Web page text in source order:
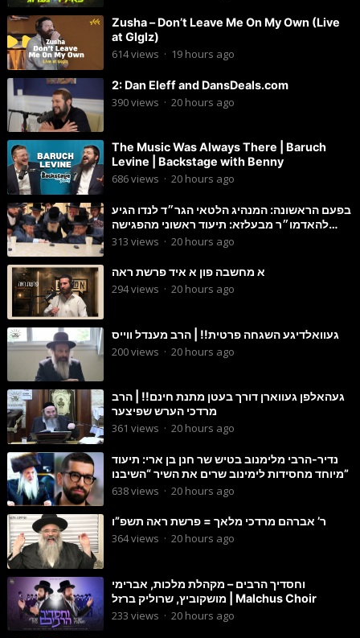
Zusha – Don’t Leave Me On My Own (Live
at Glglz)
614views · 19 hours ago
2: Dan Eleff and DansDeals.com
390views · 20 hours ago
The Music Was Always There | Baruch
Levine | Backstage with Benny
686views · 20 hours ago
בפעם הראשונה: המנהיג הלטאי הגר״ד לנדו הגיע
להאדמו״ר מבעלזא: תיעוד ראשוני מהפגישה
הנדירה
313 views · 20 hours ago
א מחשבה פון א איד פרשת ראה
294views · 20 hours ago
געוואלדיגע השגחה פרטית!! | הרב מענדל ווייס
200views · 20 hours ago
געהאלפן געווארן דורך בעטן מתנת חינם!! | הרב
מרדכי הערש שפיצער
361 views · 20 hours ago
נדיר-הרבי מלימנוב בטיש שר חנן בן ארי: תיעוד
מיוחד מחסידות לימינוב שרים את השיר “השיבנו”
638views · 20 hours ago
ר’ אברהם מרדכי מלאך = פרשת ראה תשפ”ו
364views · 20 hours ago
וחסדיך הרבים – מקהלת מלכות, אברימי
מושקוביץ, שרוליק ברזל | Malchus Choir
233 views · 20 hours ago